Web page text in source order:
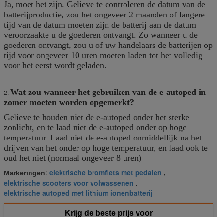
Ja, moet het zijn. Gelieve te controleren de datum van de
batterijproductie, zou het ongeveer 2 maanden of langere
tijd van de datum moeten zijn de batterij aan de datum
veroorzaakte u de goederen ontvangt. Zo wanneer u de
goederen ontvangt, zou u of uw handelaars de batterijen op
tijd voor ongeveer 10 uren moeten laden tot het volledig
voor het eerst wordt geladen.
2. Wat zou wanneer het gebruiken van de e-autoped in
zomer moeten worden opgemerkt?
Gelieve te houden niet de e-autoped onder het sterke
zonlicht, en te laad niet de e-autoped onder op hoge
temperatuur. Laad niet de e-autoped onmiddellijk na het
drijven van het onder op hoge temperatuur, en laad ook te
oud het niet (normaal ongeveer 8 uren)
Markeringen: elektrische bromfiets met pedalen ,
elektrische scooters voor volwassenen ,
elektrische autoped met lithium ionenbatterij
Krijg de beste prijs voor